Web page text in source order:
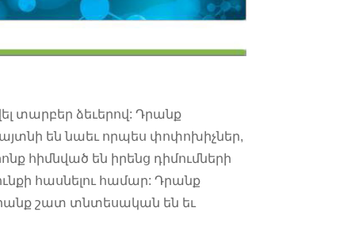
տարբեր ձեւերով: Դրանք
են նաեւ որպես փոփոխիչներ,
հիմնված են իրենց դիմումների
հասնելու համար: Դրանք
շատ տնտեսական են եւ